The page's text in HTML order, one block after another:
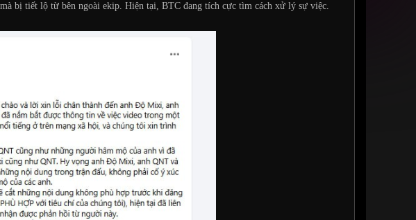
bị tiết lộ từ bên ngoài ekip. Hiện tại, BTC đang tích cực tìm cách xử lý sự việc.